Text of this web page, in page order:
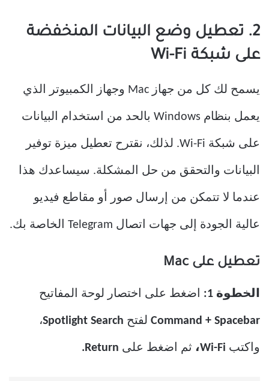
2. تعطيل وضع البيانات المنخفضة
على شبكة Wi-Fi
يسمح لك كل من جهاز Mac وجهاز الكمبيوتر الذي
يعمل بنظام Windows بالحد من استخدام البيانات
على شبكة Wi-Fi. لذلك، نقترح تعطيل ميزة توفير
البيانات والتحقق من حل المشكلة. سيساعدك هذا
عندما لا تتمكن من إرسال صور أو مقاطع فيديو
عالية الجودة إلى جهات اتصال Telegram الخاصة بك.
تعطيل على Mac
الخطوة 1: اضغط على اختصار لوحة المفاتيح
Command + Spacebar لفتح Spotlight Search،
واكتب Wi-Fi، ثم اضغط على Return.